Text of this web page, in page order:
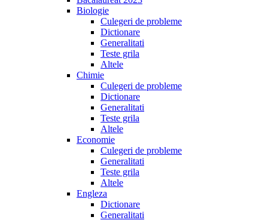
Biologie
Culegeri de probleme
Dictionare
Generalitati
Teste grila
Altele
Chimie
Culegeri de probleme
Dictionare
Generalitati
Teste grila
Altele
Economie
Culegeri de probleme
Generalitati
Teste grila
Altele
Engleza
Dictionare
Generalitati